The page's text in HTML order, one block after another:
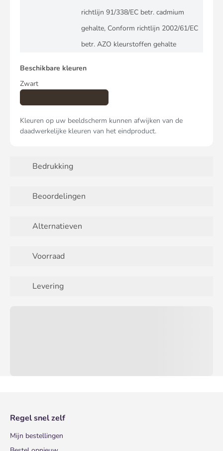
richtlijn 91/338/EC betr. cadmium
gehalte, Conform richtlijn 2002/61/EC
betr. AZO kleurstoffen gehalte
Beschikbare kleuren
Zwart
Kleuren op uw beeldscherm kunnen afwijken van de
daadwerkelijke kleuren van het eindproduct.
Bedrukking
Beoordelingen
Alternatieven
Voorraad
Levering
Regel snel zelf
Mijn bestellingen